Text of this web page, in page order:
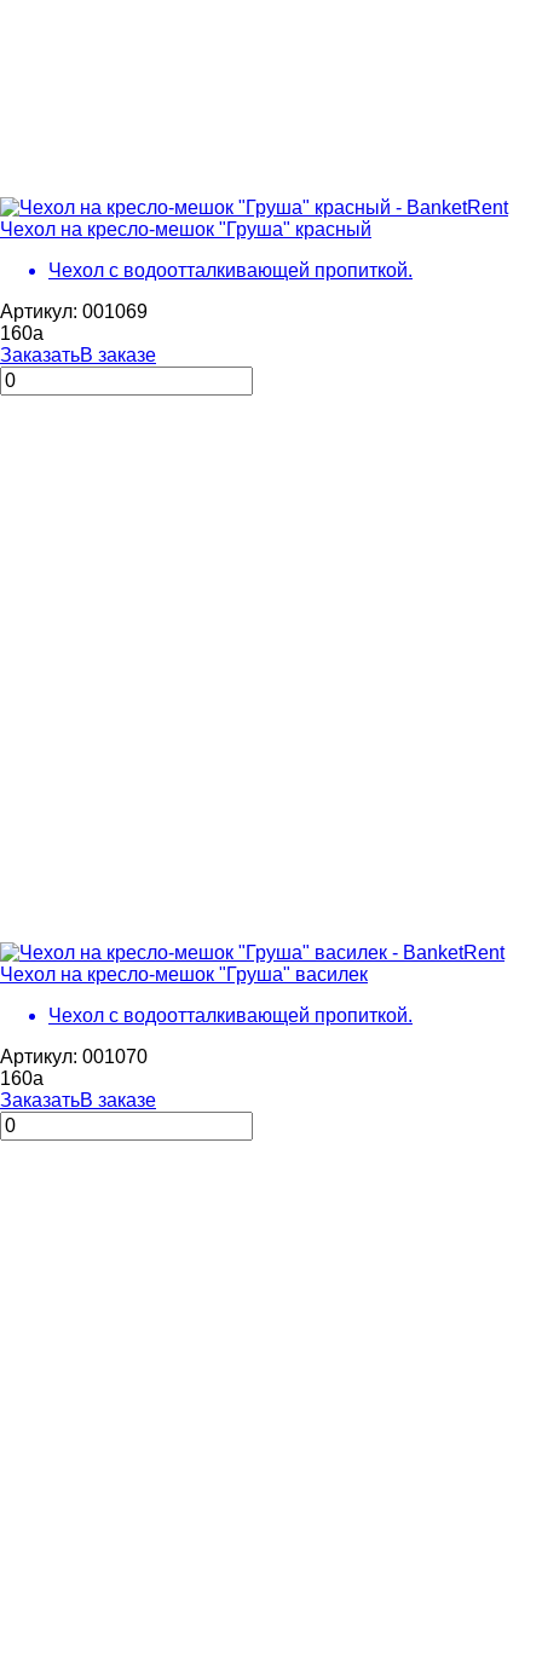
Чехол на кресло-мешок "Груша" красный
Чехол с водоотталкивающей пропиткой.
Артикул: 001069
160a
ЗаказатьВ заказе
Чехол на кресло-мешок "Груша" василек
Чехол с водоотталкивающей пропиткой.
Артикул: 001070
160a
ЗаказатьВ заказе